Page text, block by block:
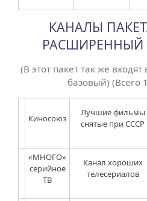
КАНАЛЫ
РАСШИРЕННЫЙ
(В этот пакет так же
базовый) (Всего
Киносоюз
Лучшие фильмы
снятые при СССР
«МНОГО»
серийное
ТВ
Канал хороших
телесериалов